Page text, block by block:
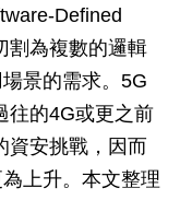
Defined
割為複數的邏輯
景的需求。5G
往的4G或更之前
資安挑戰，因而
上升。本文整理